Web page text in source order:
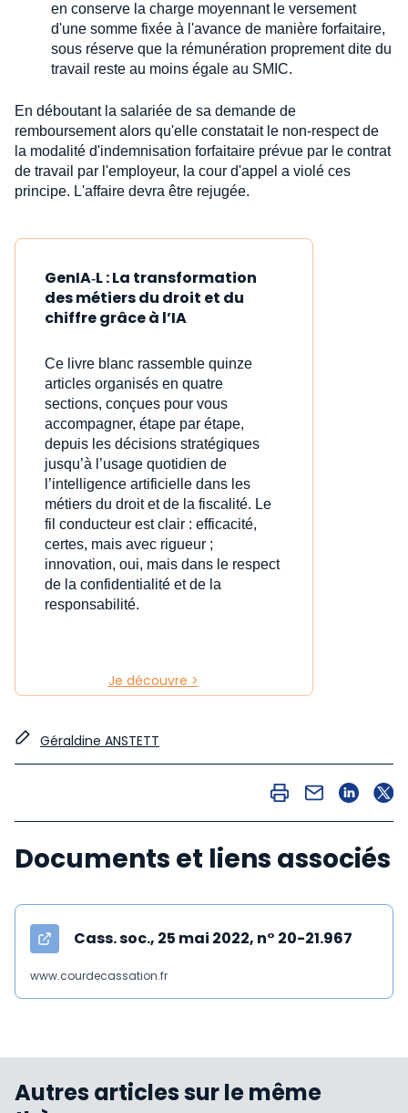
en conserve la charge moyennant le versement
d'une somme fixée à l'avance de manière forfaitaire,
sous réserve que la rémunération proprement dite du
travail reste au moins égale au SMIC.
En déboutant la salariée de sa demande de
remboursement alors qu'elle constatait le non-respect de
la modalité d'indemnisation forfaitaire prévue par le contrat
de travail par l'employeur, la cour d'appel a violé ces
principe. L'affaire devra être rejugée.
GenIA‑L : La transformation
des métiers du droit et du
chiffre grâce à l’IA
Ce livre blanc rassemble quinze
articles organisés en quatre
sections, conçues pour vous
accompagner, étape par étape,
depuis les décisions stratégiques
jusqu’à l’usage quotidien de
l’intelligence artificielle dans les
métiers du droit et de la fiscalité. Le
fil conducteur est clair : efficacité,
certes, mais avec rigueur ;
innovation, oui, mais dans le respect
de la confidentialité et de la
responsabilité.
Je découvre >
Géraldine ANSTETT
Documents et liens associés
Cass. soc., 25 mai 2022, n° 20-21.967
www.courdecassation.fr
Autres articles sur le même